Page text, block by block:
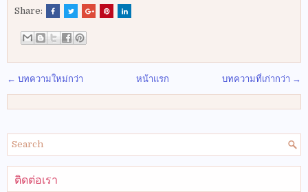
Share:
← บทความใหม่กว่า บทความที่เก่ากว่า →
หน้าแรก
ติดต่อเรา